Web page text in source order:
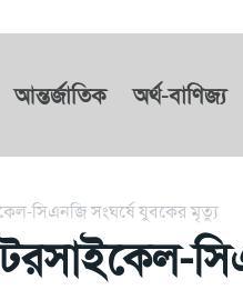
আন্তর্জাতিক অর্থ-বাণিজ্য
সিএনজি সংঘর্ষে যুবকের মৃত্যু